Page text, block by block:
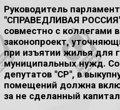
Руководитель
"СПРАВЕДЛИВАЯ
совместно с коллегами
законопроект,
при изъятии жилья для
муниципальных нужд.
депутатов "СР", в
помещений должна
за не сделанный